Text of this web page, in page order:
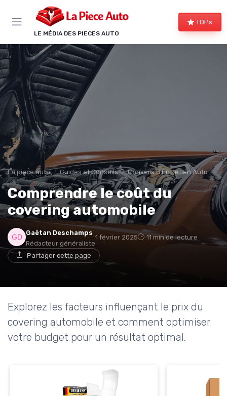
LE MÉDIA DES PIECES AUTO
TOPs
La piece auto Guides et Conseils Conseils d'Entretien Auto
Comprendre le coût du
covering automobile
Gaëtan Deschamps
Rédacteur généraliste
1 février 2025 11 min de lecture
Partager cette page
Explorez les facteurs influençant le prix du
covering automobile et comment optimiser
votre budget pour un résultat optimal.
Panneau de gestion des cookies